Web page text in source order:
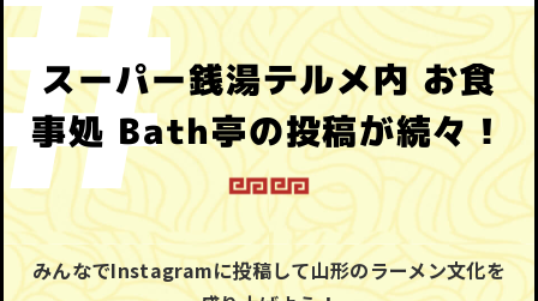
スーパー銭湯テルメ内 お食
事処 Bath亭の投稿が続々！
みんなでInstagramに投稿して山形のラーメン文化を